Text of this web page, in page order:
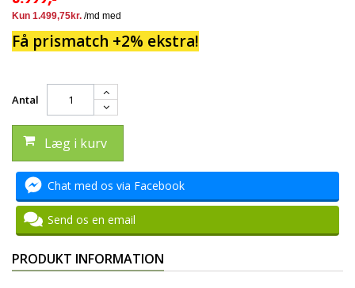
Få prismatch +2% ekstra!
Antal
Læg i kurv
Chat med os via Facebook
Send os en email
PRODUKT INFORMATION